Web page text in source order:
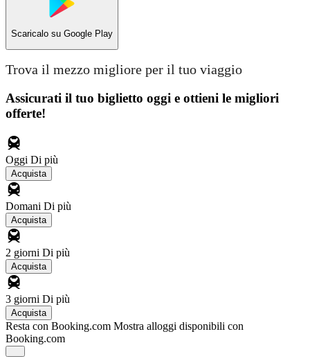
Scaricalo su Google Play
Trova il mezzo migliore per il tuo viaggio
Assicurati il ​​tuo biglietto oggi e ottieni le migliori
offerte!
Oggi Di più
Acquista
Domani Di più
Acquista
2 giorni Di più
Acquista
3 giorni Di più
Acquista
Resta con Booking.com Mostra alloggi disponibili con
Booking.com